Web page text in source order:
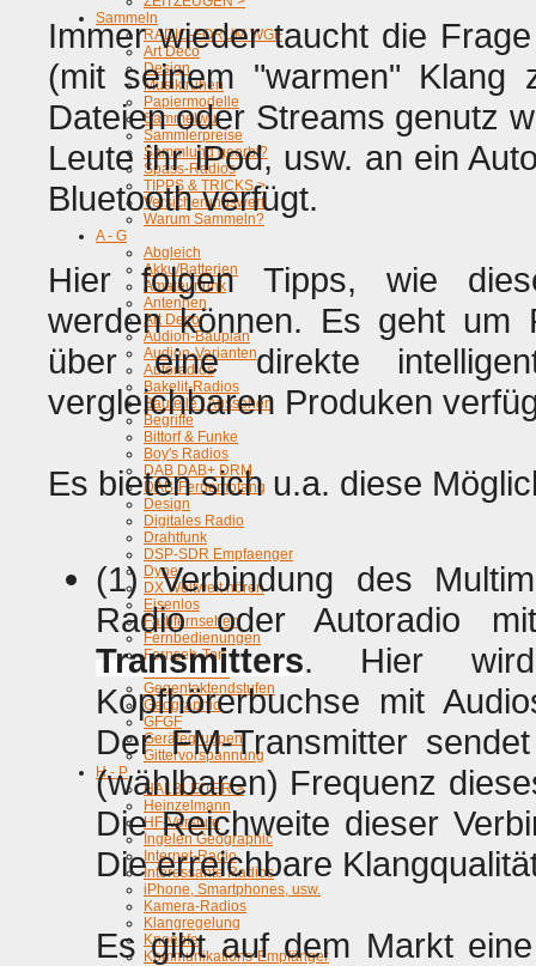
Sammeln
RADIO-FORUM WGF
Art Deco
Design
Musiktruhen
Papiermodelle
Sammelwut
Sammlerpreise
Sammlung geerbt?
Spass-Radios
TIPPS & TRICKS >
Versicherungswert
Warum Sammeln?
A - G
Abgleich
Akku/Batterien
Amateurfunk
Antennen
Art Deco
Audion-Bauplan
Audion-Varianten
Autoradios
Bakelit-Radios
Bauteile / Aussehen
Begriffe
Bittorf & Funke
Boy's Radios
DAB DAB+ DRM
DAB-Fernempfang
Design
Digitales Radio
Drahtfunk
DSP-SDR Empfaenger
Dyne
DX Weltweit hören
Eisenlos
Farbfernsehen
Fernbedienungen
Fernseh-Ton
GEFAHREN !
Gegentaktendstufen
Geographic
GFGF
Gerätegruppen
Gittervorspannung
H - P
HALBLEITER >
Heinzelmann
HF-Vorstufe
Ingelen Geographic
Internet-Radio
Interessante Radios
iPhone, Smartphones, usw.
Kamera-Radios
Klangregelung
Knoepfe
Kommunikations-Empfänger
Immer wieder taucht die
(mit seinem "warmen" Klang
Dateien oder Streams genutz
Leute ihr iPod, usw. an ein
Bluetooth verfügt.
Hier folgen Tipps, wie
werden können. Es geht um
über eine direkte
vergleichbaren Produken
Es bieten sich u.a. diese
(1) Verbindung des
Radio oder Autoradio
Transmitters. Hier wird
Kopfhörerbuchse mit
Der FM-Transmitter
(wählbaren) Frequenz
Die Reichweite dieser
Die erreichbare
Es gibt auf dem Markt